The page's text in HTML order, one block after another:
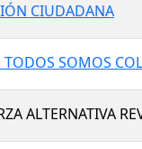
CIUDADANA
SOMOS
ALTERNATIVA